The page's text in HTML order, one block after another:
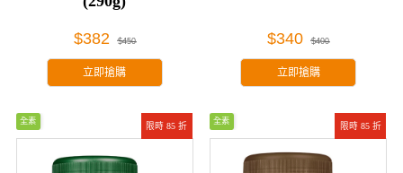
$382 $450
立即搶購
$340 $400
立即搶購
限時 85 折
全素
限時 85 折
全素